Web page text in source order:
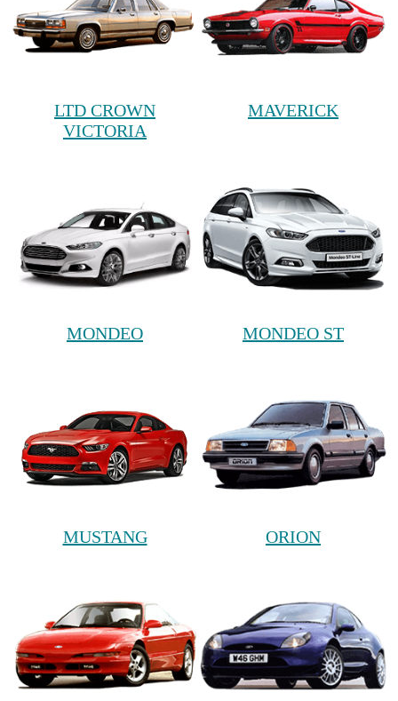
LTD CROWN
VICTORIA
MAVERICK
MONDEO MONDEO ST
MUSTANG ORION